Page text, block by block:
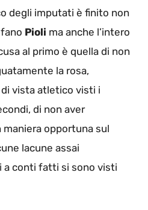
degli imputati è finito non
Pioli ma anche l’intero
al primo è quella di non
la rosa,
vista atletico visti i
di non aver
opportuna sul
lacune assai
a conti fatti si sono visti